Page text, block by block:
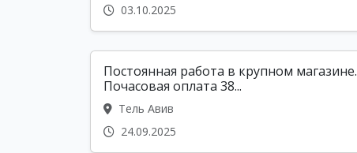
03.10.2025
Постоянная работа в крупном магазине.
Почасовая оплата 38...
Тель Авив
24.09.2025